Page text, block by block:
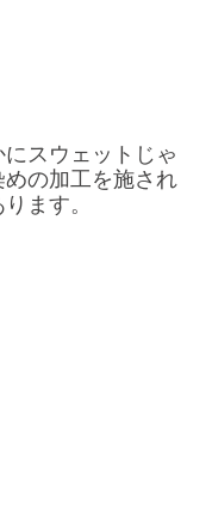
スウェットじゃ
の加工を施され
ます。